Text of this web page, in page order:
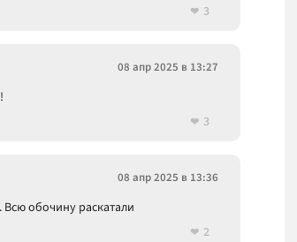
3
08 апр 2025 в 13:27
3
08 апр 2025 в 13:36
обочину раскатали
2